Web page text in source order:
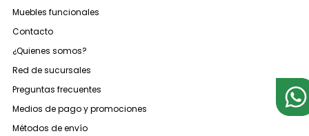
Muebles funcionales
Contacto
¿Quienes somos?
Red de sucursales
Preguntas frecuentes
Medios de pago y promociones
Métodos de envío